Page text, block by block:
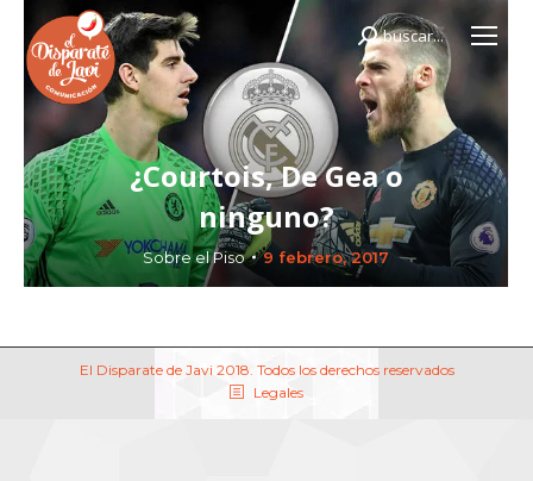
Buscar:
buscar...
¿Courtois, De Gea o
ninguno?
Sobre el Piso 9 febrero, 2017
El Disparate de Javi 2018. Todos los derechos reservados
Legales